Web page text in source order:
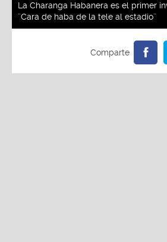
La Charanga Habanera es el primer
¨Cara de haba de la tele al estadio¨